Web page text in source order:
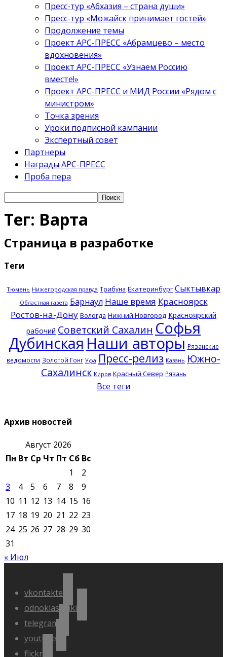
Пресс-тур «Абхазия – страна души»
Пресс-тур «Можайск принимает гостей»
Продолжение темы
Проект АРС-ПРЕСС «Абрамцево – место
вдохновения»
Проект АРС-ПРЕСС «Узнаем Россию
вместе!»
Проект АРС-ПРЕСС и МИД России «Рядом с
министром»
Точка зрения
Уроки подписной кампании
Экспертный совет
Партнеры
Награды АРС-ПРЕСС
Проба пера
Тег: Варта
Страница в разработке
Теги
Тюмень Нижегородская правда Трибуна Екатеринбург Сыктывкар
Областная газета Барнаул Наше время Красноярск
Ростов-на-Дону Вологда Нижний Новгород Красноярский
рабочий Советский Сахалин Софья
Дубинская Наши авторы Рязанские
ведомости Золотой Гонг Уфа Пресс-релиз Казань Южно-
Сахалинск Киров Красный Север Рязань
Все теги
Архив новостей
Август 2026
Пн Вт Ср Чт Пт Сб Вс
1
2
3
4 5 6 7 8
9
10 11 12 13 14 15 16
17 18 19 20 21 22 23
24 25 26 27 28 29 30
31
« Июл
vkontakte
odnoklassniki
telegram
youtube
flickr